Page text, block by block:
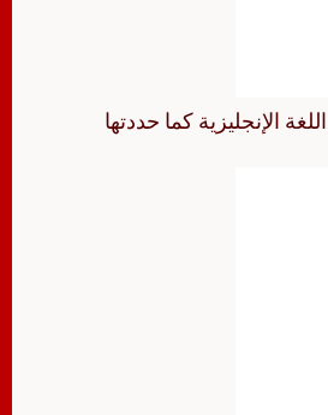
في اللغة الإنجليزية كما حددتها